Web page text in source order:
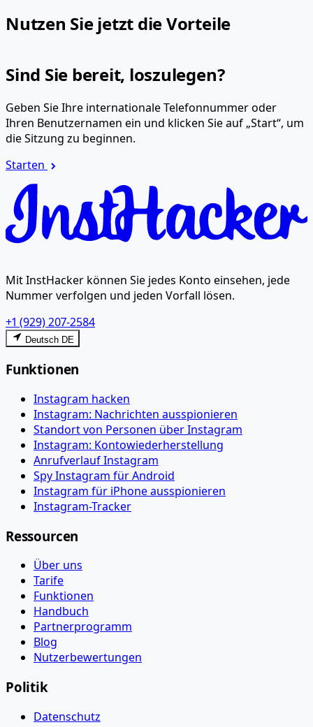
Nutzen Sie jetzt die Vorteile
Sind Sie bereit, loszulegen?
Geben Sie Ihre internationale Telefonnummer oder
Ihren Benutzernamen ein und klicken Sie auf „Start“, um
die Sitzung zu beginnen.
Starten
Mit InstHacker können Sie jedes Konto einsehen, jede
Nummer verfolgen und jeden Vorfall lösen.
+1 (929) 207-2584
Deutsch DE
Funktionen
Instagram hacken
Instagram: Nachrichten ausspionieren
Standort von Personen über Instagram
Instagram: Kontowiederherstellung
Anrufverlauf Instagram
Spy Instagram für Android
Instagram für iPhone ausspionieren
Instagram-Tracker
Ressourcen
Über uns
Tarife
Funktionen
Handbuch
Partnerprogramm
Blog
Nutzerbewertungen
Politik
Datenschutz